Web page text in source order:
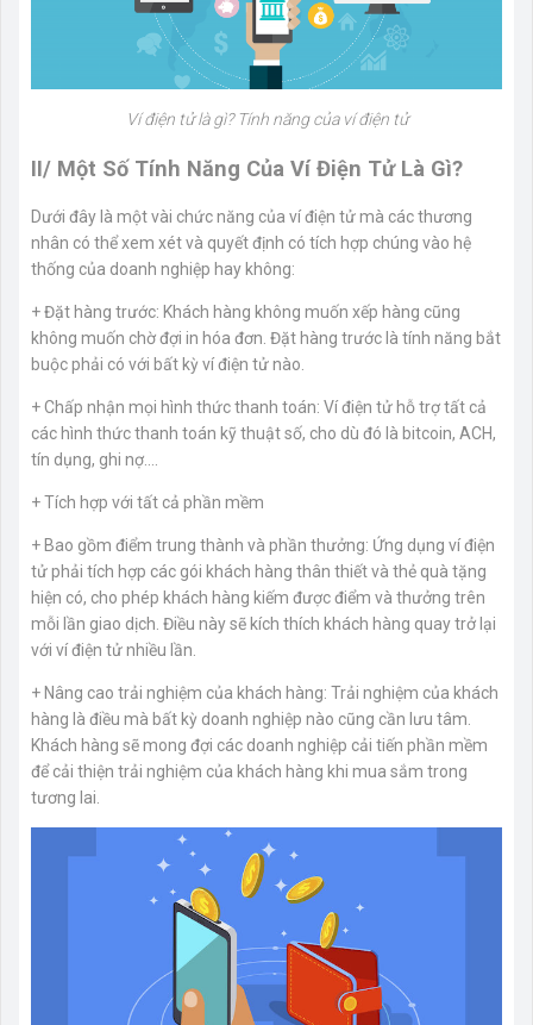
Ví điện tử là gì? Tính năng của ví điện tử
II/ Một Số Tính Năng Của Ví Điện Tử Là Gì?
Dưới đây là một vài chức năng của ví điện tử mà các thương
nhân có thể xem xét và quyết định có tích hợp chúng vào hệ
thống của doanh nghiệp hay không:
+ Đặt hàng trước: Khách hàng không muốn xếp hàng cũng
không muốn chờ đợi in hóa đơn. Đặt hàng trước là tính năng bắt
buộc phải có với bất kỳ ví điện tử nào.
+ Chấp nhận mọi hình thức thanh toán: Ví điện tử hỗ trợ tất cả
các hình thức thanh toán kỹ thuật số, cho dù đó là bitcoin, ACH,
tín dụng, ghi nợ….
+ Tích hợp với tất cả phần mềm
+ Bao gồm điểm trung thành và phần thưởng: Ứng dụng ví điện
tử phải tích hợp các gói khách hàng thân thiết và thẻ quà tặng
hiện có, cho phép khách hàng kiếm được điểm và thưởng trên
mỗi lần giao dịch. Điều này sẽ kích thích khách hàng quay trở lại
với ví điện tử nhiều lần.
+ Nâng cao trải nghiệm của khách hàng: Trải nghiệm của khách
hàng là điều mà bất kỳ doanh nghiệp nào cũng cần lưu tâm.
Khách hàng sẽ mong đợi các doanh nghiệp cải tiến phần mềm
để cải thiện trải nghiệm của khách hàng khi mua sắm trong
tương lai.